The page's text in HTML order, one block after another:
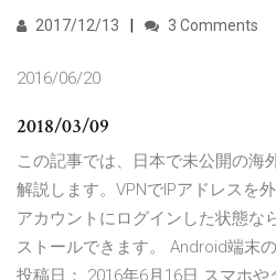
2017/12/13 3 Comments
2016/06/20
2018/03/09
この記事では、日本で未公開の海
解説します。VPNでIPアドレスを
アカウントにログインした状態な
ストールできます。 Android端末